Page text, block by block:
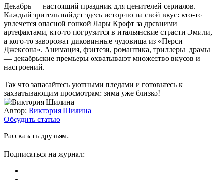
Декабрь — настоящий праздник для ценителей сериалов.
Каждый зритель найдет здесь историю на свой вкус: кто-то
увлечется опасной гонкой Лары Крофт за древними
артефактами, кто-то погрузится в итальянские страсти Эмили,
а кого-то заворожат диковинные чудовища из «Перси
Джексона». Анимация, фэнтези, романтика, триллеры, драмы
— декабрьские премьеры охватывают множество вкусов и
настроений.
Так что запасайтесь уютными пледами и готовьтесь к
захватывающим просмотрам: зима уже близко!
Автор: Виктория Шилина
Обсудить статью
Рассказать друзьям:
Подписаться на журнал: